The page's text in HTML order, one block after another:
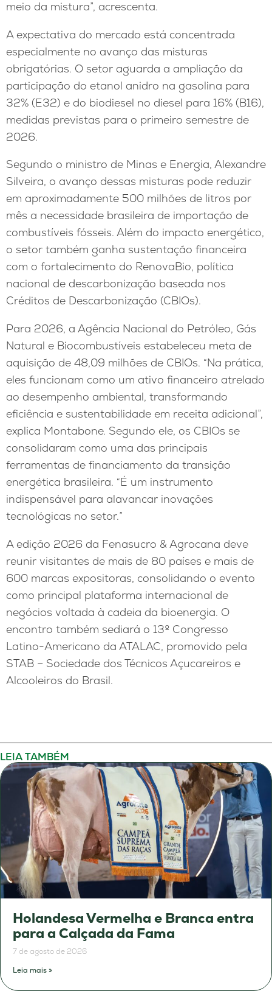
meio da mistura”, acrescenta.
A expectativa do mercado está concentrada
especialmente no avanço das misturas
obrigatórias. O setor aguarda a ampliação da
participação do etanol anidro na gasolina para
32% (E32) e do biodiesel no diesel para 16% (B16),
medidas previstas para o primeiro semestre de
2026.
Segundo o ministro de Minas e Energia, Alexandre
Silveira, o avanço dessas misturas pode reduzir
em aproximadamente 500 milhões de litros por
mês a necessidade brasileira de importação de
combustíveis fósseis. Além do impacto energético,
o setor também ganha sustentação financeira
com o fortalecimento do RenovaBio, política
nacional de descarbonização baseada nos
Créditos de Descarbonização (CBIOs).
Para 2026, a Agência Nacional do Petróleo, Gás
Natural e Biocombustíveis estabeleceu meta de
aquisição de 48,09 milhões de CBIOs. “Na prática,
eles funcionam como um ativo financeiro atrelado
ao desempenho ambiental, transformando
eficiência e sustentabilidade em receita adicional”,
explica Montabone. Segundo ele, os CBIOs se
consolidaram como uma das principais
ferramentas de financiamento da transição
energética brasileira. “É um instrumento
indispensável para alavancar inovações
tecnológicas no setor.”
A edição 2026 da Fenasucro & Agrocana deve
reunir visitantes de mais de 80 países e mais de
600 marcas expositoras, consolidando o evento
como principal plataforma internacional de
negócios voltada à cadeia da bioenergia. O
encontro também sediará o 13º Congresso
Latino-Americano da ATALAC, promovido pela
STAB – Sociedade dos Técnicos Açucareiros e
Alcooleiros do Brasil.
LEIA TAMBÉM
Holandesa Vermelha e Branca entra
para a Calçada da Fama
7 de agosto de 2026
Leia mais »